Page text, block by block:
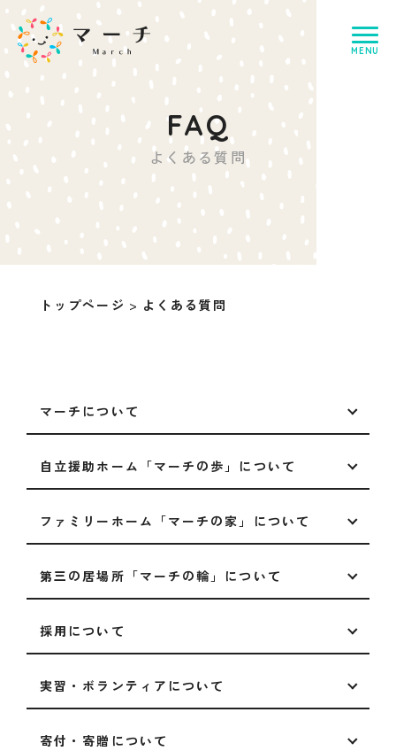
よくある質問
トップページ > よくある質問
マーチについて
自立援助ホーム「マーチの歩」について
ファミリーホーム「マーチの家」について
第三の居場所「マーチの輪」について
採用について
実習・ボランティアについて
寄付・寄贈について